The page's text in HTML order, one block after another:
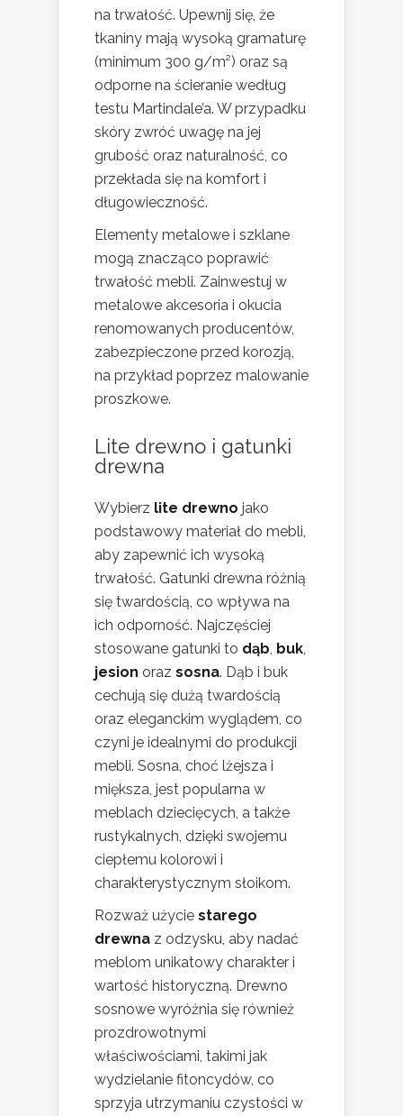
na trwałość. Upewnij się, że
tkaniny mają wysoką gramaturę
(minimum 300 g/m²) oraz są
odporne na ścieranie według
testu Martindale’a. W przypadku
skóry zwróć uwagę na jej
grubość oraz naturalność, co
przekłada się na komfort i
długowieczność.
Elementy metalowe i szklane
mogą znacząco poprawić
trwałość mebli. Zainwestuj w
metalowe akcesoria i okucia
renomowanych producentów,
zabezpieczone przed korozją,
na przykład poprzez malowanie
proszkowe.
Lite drewno i gatunki
drewna
Wybierz lite drewno jako
podstawowy materiał do mebli,
aby zapewnić ich wysoką
trwałość. Gatunki drewna różnią
się twardością, co wpływa na
ich odporność. Najczęściej
stosowane gatunki to dąb, buk,
jesion oraz sosna. Dąb i buk
cechują się dużą twardością
oraz eleganckim wyglądem, co
czyni je idealnymi do produkcji
mebli. Sosna, choć lżejsza i
miększa, jest popularna w
meblach dziecięcych, a także
rustykalnych, dzięki swojemu
ciepłemu kolorowi i
charakterystycznym słoikom.
Rozważ użycie starego
drewna z odzysku, aby nadać
meblom unikatowy charakter i
wartość historyczną. Drewno
sosnowe wyróżnia się również
prozdrowotnymi
właściwościami, takimi jak
wydzielanie fitoncydów, co
sprzyja utrzymaniu czystości w